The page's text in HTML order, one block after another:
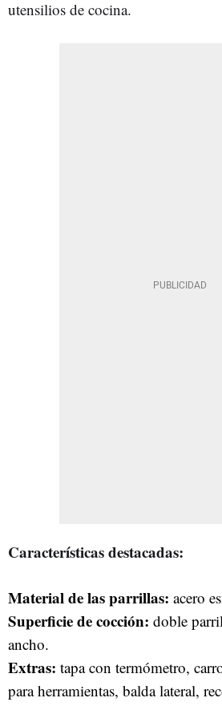
utensilios de cocina.
Características destacadas:
Material de las parrillas: acero
Superficie de cocción: doble
ancho.
Extras: tapa con termómetro,
para herramientas, balda lateral,